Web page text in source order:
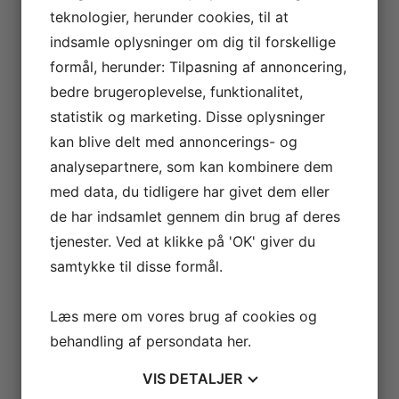
fordele for fødevareproducenter, især når det
kommer til at sikre både produktsikkerhed og
virksomhedens omdømme. Ved at samarbejde
med specialiserede laboratorier kan producenter
få adgang til avanceret udstyr og ekspertise, som
sikrer præcise og pålidelige resultater. Denne
ekspertise reducerer risikoen for fejl og
fejldiagnoser, som kan føre til kostbare
tilbagekaldelser eller sundhedsproblemer.
Derudover bidrager hurtig og effektiv testning til
en proaktiv risikostyring. Identifikation af
mikrobiologisk kontaminering tidligt i
produktionsprocessen gør det muligt at handle
hurtigt, før problemerne spreder sig eller påvirker
store mængder produkter. Ved at outsource
fødevareproducenter også opnå betydelige
besparelser på både tid og ressourcer, da
laboratorierne kan håndtere testene effektivt,
fokusere på deres kerneproduktion og
teknologier, herunder cookies, til at
indsamle oplysninger om dig til forskellige
formål, herunder: Tilpasning af annoncering,
bedre brugeroplevelse, funktionalitet,
statistik og marketing. Disse oplysninger
kan blive delt med annoncerings- og
analysepartnere, som kan kombinere dem
med data, du tidligere har givet dem eller
de har indsamlet gennem din brug af deres
tjenester. Ved at klikke på 'OK' giver du
samtykke til disse formål.
Læs mere om vores brug af cookies og
behandling af persondata her.
VIS DETALJER